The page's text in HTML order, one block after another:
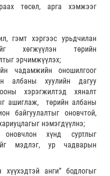
төсөл, арга хэмжээг
гэмт хэргээс урьдчилан
хөгжүүлэн төрийн
эрчимжүүлэх;
чадамжийн оношилгоог
албаны хуулийн дагуу
хэрэгжилтэд хяналт
ашиглаж, төрийн албаны
байгуулалтыг оновчтой,
нэмэгдүүлнэ;
хүнд суртлыг
мэдлэг, ур чадварын
анги” бодлогыг